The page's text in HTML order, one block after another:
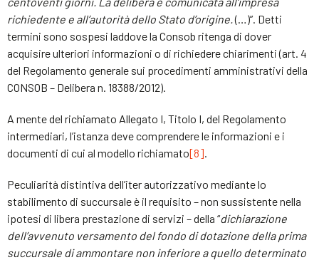
richiedente e all’autorità dello Stato d’origine.(…)”. Detti
termini sono sospesi laddove la Consob ritenga di dover
acquisire ulteriori informazioni o di richiedere chiarimenti (art. 4
del Regolamento generale sui procedimenti amministrativi della
CONSOB – Delibera n. 18388/2012).
A mente del richiamato Allegato I, Titolo I, del Regolamento
intermediari, l’istanza deve comprendere le informazioni e i
documenti di cui al modello richiamato[8].
Peculiarità distintiva dell’iter autorizzativo mediante lo
stabilimento di succursale è il requisito – non sussistente nella
ipotesi di libera prestazione di servizi – della “dichiarazione
dell’avvenuto versamento del fondo di dotazione della prima
succursale di ammontare non inferiore a quello determinato